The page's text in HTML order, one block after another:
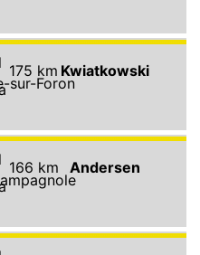
sur-Foron
175 km Kwiatkowski
166 km Andersen